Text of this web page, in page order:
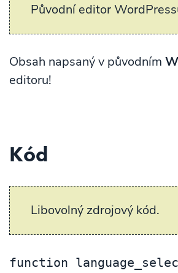
Původní editor
Obsah napsaný v původním
editoru!
Kód
Libovolný zdrojový kód.
function